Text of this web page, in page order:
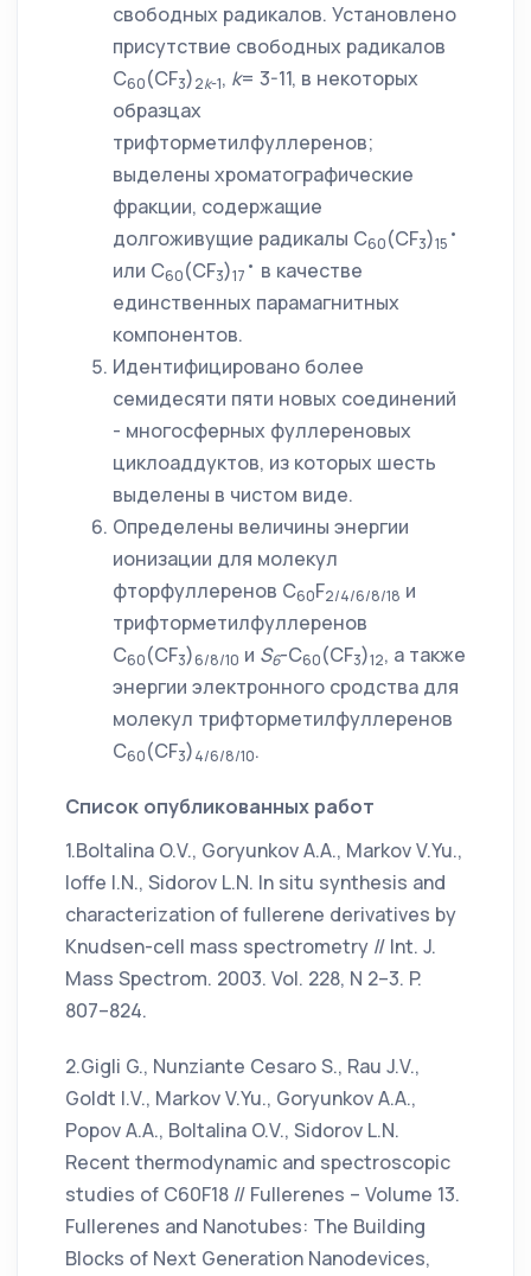
свободных радикалов. Установлено
присутствие свободных радикалов
С60(CF3)2k-1, k= 3-11, в некоторых
образцах
трифторметилфуллеренов;
выделены хроматографические
фракции, содержащие
долгоживущие радикалы С60(CF3)15
•
или С60(CF3)17
• в качестве
единственных парамагнитных
компонентов.
Идентифицировано более
семидесяти пяти новых соединений
- многосферных фуллереновых
циклоаддуктов, из которых шесть
выделены в чистом виде.
Определены величины энергии
ионизации для молекул
фторфуллеренов C60F2/4/6/8/18 и
трифторметилфуллеренов
С60(CF3)6/8/10 и S6-С60(CF3)12, а также
энергии электронного сродства для
молекул трифторметилфуллеренов
С60(CF3)4/6/8/10.
Список опубликованных работ
1.Boltalina O.V., Goryunkov A.A., Markov V.Yu.,
Ioffe I.N., Sidorov L.N. In situ synthesis and
characterization of fullerene derivatives by
Knudsen-cell mass spectrometry // Int. J.
Mass Spectrom. 2003. Vol. 228, N 2–3. P.
807–824.
2.Gigli G., Nunziante Cesaro S., Rau J.V.,
Goldt I.V., Markov V.Yu., Goryunkov A.A.,
Popov A.A., Boltalina O.V., Sidorov L.N.
Recent thermodynamic and spectroscopic
studies of C60F18 // Fullerenes – Volume 13.
Fullerenes and Nanotubes: The Building
Blocks of Next Generation Nanodevices,